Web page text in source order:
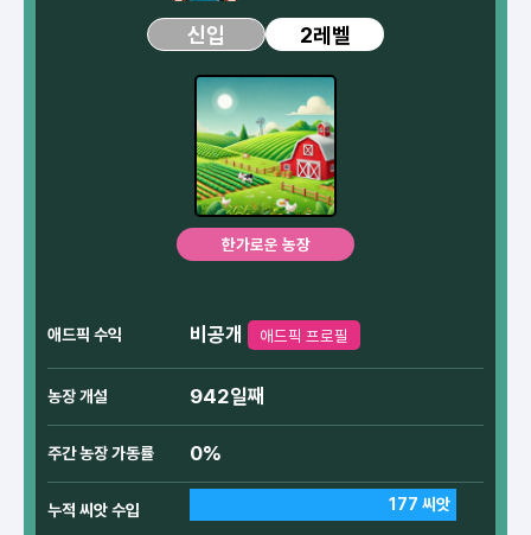
신입 2레벨
한가로운 농장
애드픽 수익 비공개 애드픽 프로필
농장 개설 942일째
주간 농장 가동률 0%
누적 씨앗 수입 177 씨앗